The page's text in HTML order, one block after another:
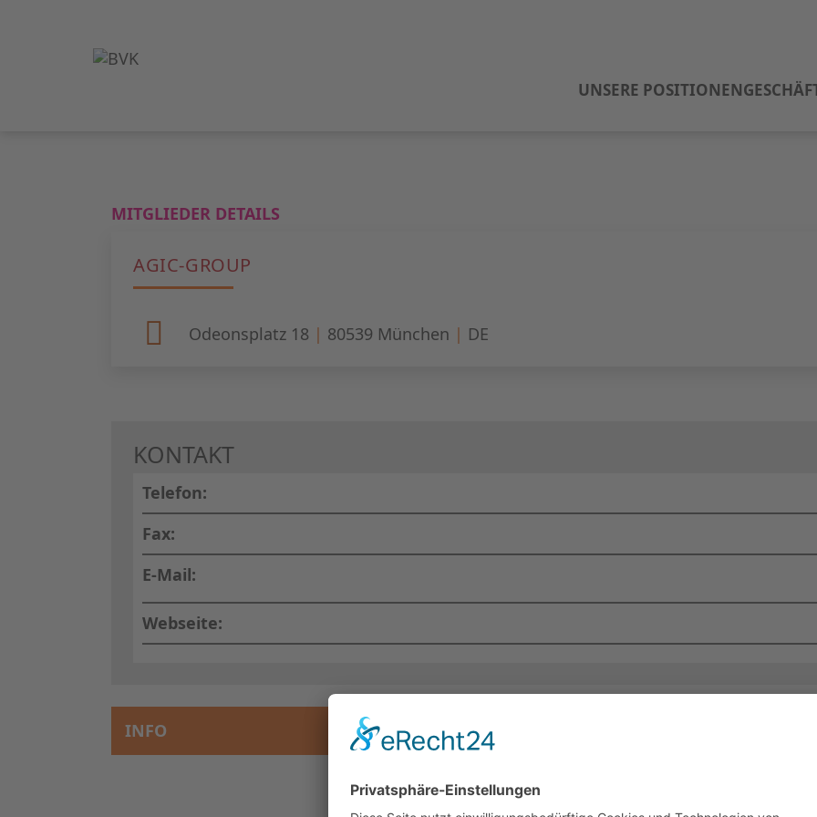
UNSERE POSITIONEN
MITGLIEDER DETAILS
AGIC-GROUP
Odeonsplatz 18 | 80539 München | DE
KONTAKT
Telefon:
Fax:
E-Mail:
Webseite:
INFO